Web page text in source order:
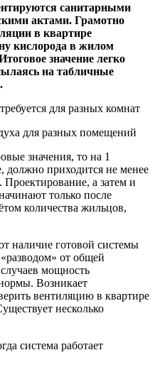
санитарными
актами. Грамотно
в квартире
кислорода в жилом
значение легко
на табличные
для разных помещений
значения, то на 1
должно приходится не менее
Проектирование, а затем и
только после
количества жильцов,
наличие готовой системы
от общей
мощность
Возникает
вентиляцию в квартире
несколько